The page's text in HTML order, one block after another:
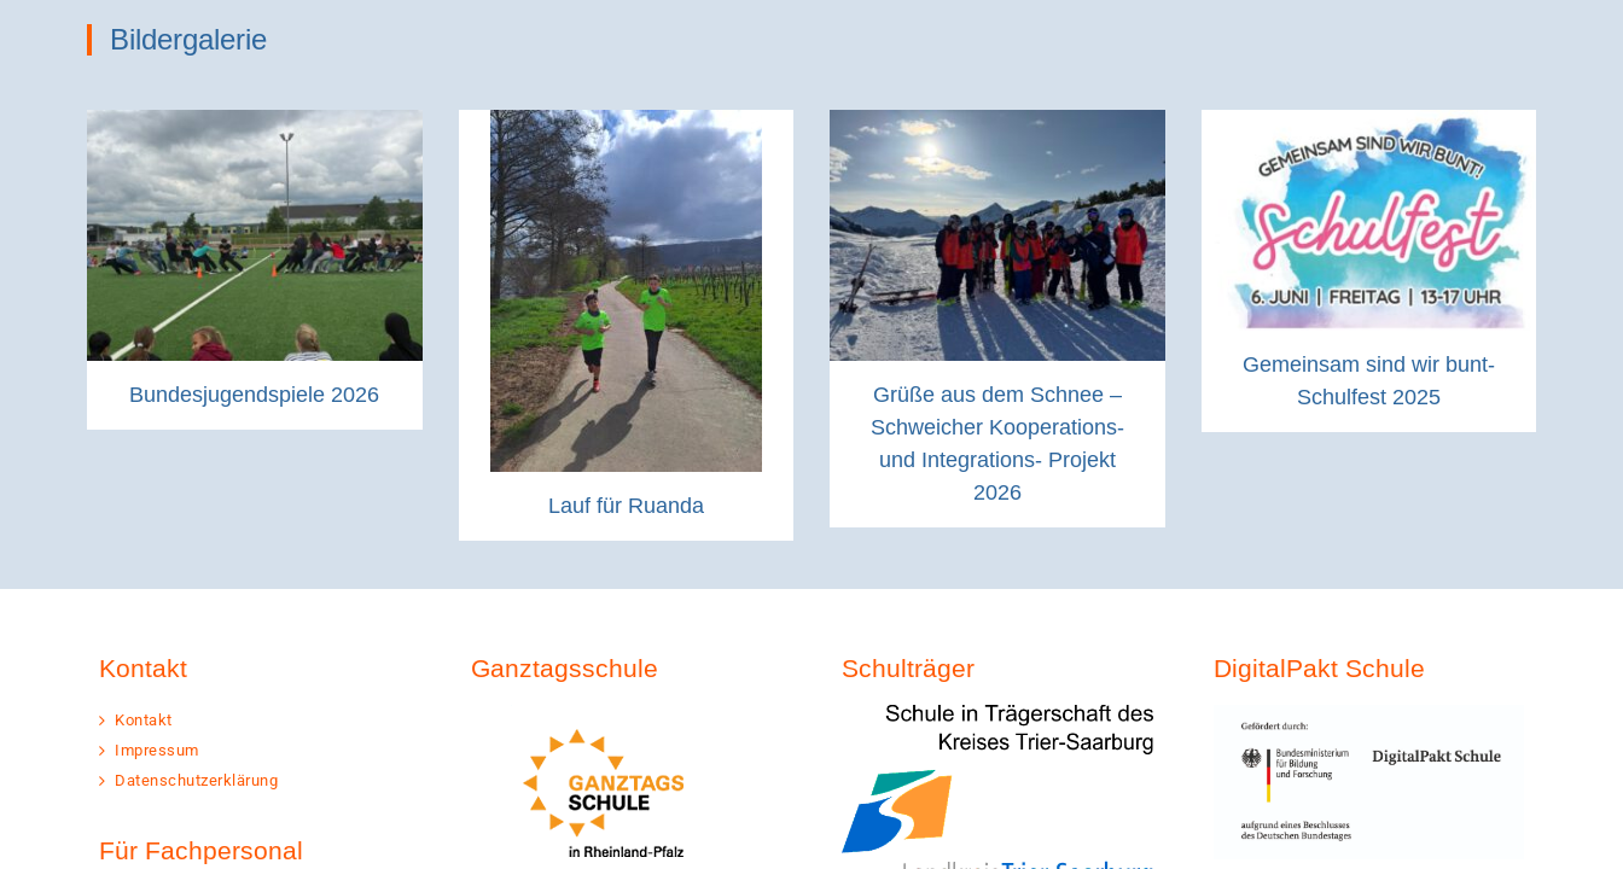
Bildergalerie
Bundesjugendspiele 2026
Lauf für Ruanda
Grüße aus dem Schnee –
Schweicher Kooperations-
und Integrations- Projekt
2026
Gemeinsam sind wir bunt-
Schulfest 2025
Kontakt
Kontakt
Impressum
Datenschutzerklärung
Für Fachpersonal
Ganztagsschule Schulträger DigitalPakt Schule